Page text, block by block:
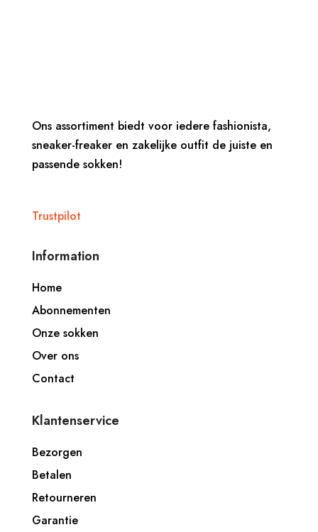
Ons assortiment biedt voor iedere fashionista,
sneaker-freaker en zakelijke outfit de juiste en
passende sokken!
Trustpilot
Information
Home
Abonnementen
Onze sokken
Over ons
Contact
Klantenservice
Bezorgen
Betalen
Retourneren
Garantie